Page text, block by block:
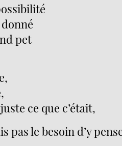
pet
ce que c’était,
pas le besoin d’y